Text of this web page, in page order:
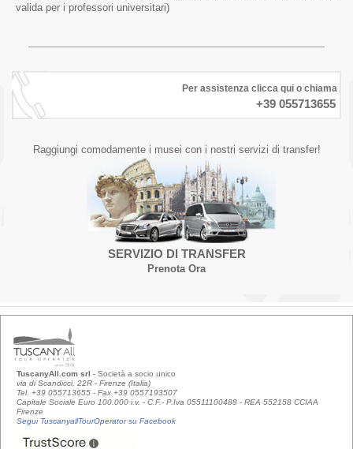
valida per i professori universitari)
Per assistenza clicca qui o chiama
+39 055713655
Raggiungi comodamente i musei con i nostri servizi di transfer!
SERVIZIO DI TRANSFER
Prenota Ora
TuscanyAll.com srl - Società a socio unico
via di Scandicci, 22R - Firenze (Italia)
Tel. +39 055713655 - Fax +39 0557193507
Capitale Sociale Euro 100.000 i.v. - C.F.- P.Iva 05511100488 - REA 552158 CCIAA
Firenze
Segui TuscanyallTourOperator su Facebook